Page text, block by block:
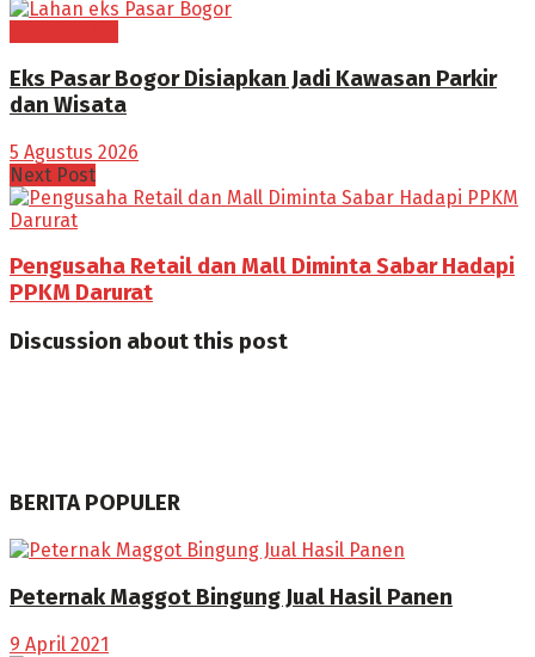
Eks Pasar Bogor Disiapkan Jadi Kawasan Parkir
dan Wisata
5 Agustus 2026
Next Post
Pengusaha Retail dan Mall Diminta Sabar Hadapi
PPKM Darurat
Discussion about this post
BERITA POPULER
Peternak Maggot Bingung Jual Hasil Panen
9 April 2021